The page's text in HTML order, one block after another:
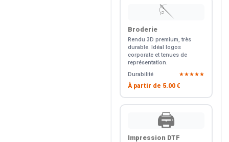
🪡
Broderie
Rendu 3D premium, très
durable. Idéal logos
corporate et tenues de
représentation.
Durabilité
★★★★★
À partir de 5.00 €
🖨️
Impression DTF